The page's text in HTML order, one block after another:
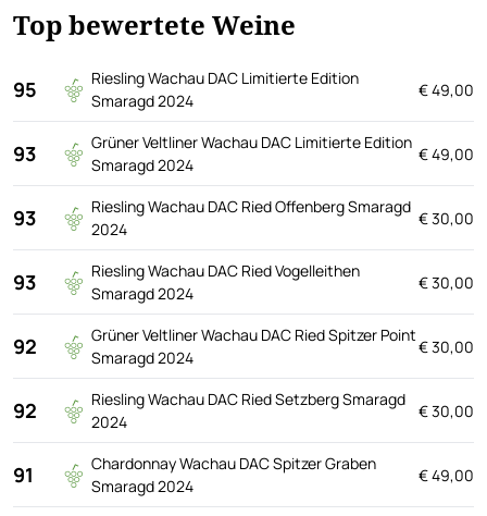
Top bewertete Weine
95
Riesling Wachau DAC Limitierte Edition
Smaragd 2024
€ 49,00
93
Grüner Veltliner Wachau DAC Limitierte Edition
Smaragd 2024
€ 49,00
93
Riesling Wachau DAC Ried Offenberg Smaragd
2024
€ 30,00
93
Riesling Wachau DAC Ried Vogelleithen
Smaragd 2024
€ 30,00
92
Grüner Veltliner Wachau DAC Ried Spitzer Point
Smaragd 2024
€ 30,00
92
Riesling Wachau DAC Ried Setzberg Smaragd
2024
€ 30,00
91
Chardonnay Wachau DAC Spitzer Graben
Smaragd 2024
€ 49,00